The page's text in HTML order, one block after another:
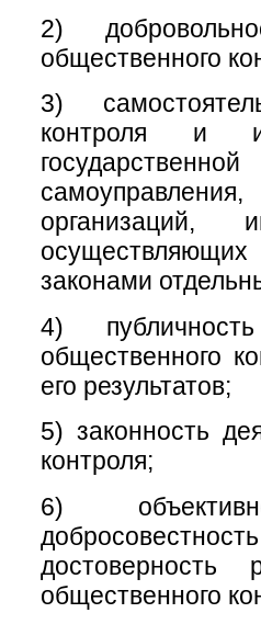
2)
общественного
3)
контроля и
организаций,
законами
4)
общественного
его результатов;
5) законность
контроля;
6)
достоверность
общественного